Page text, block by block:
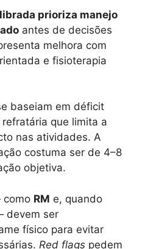
prioriza manejo
antes de decisões
melhora com
e fisioterapia
baseiam em déficit
que limita a
nas atividades. A
costuma ser de 4–8
objetiva.
como RM e, quando
devem ser
físico para evitar
Red flags pedem